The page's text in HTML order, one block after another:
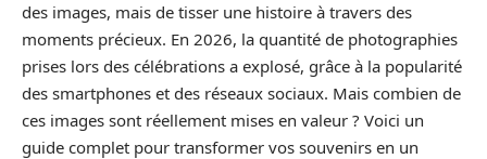
des images, mais de tisser une histoire à travers des
moments précieux. En 2026, la quantité de photographies
prises lors des célébrations a explosé, grâce à la popularité
des smartphones et des réseaux sociaux. Mais combien de
ces images sont réellement mises en valeur ? Voici un
guide complet pour transformer vos souvenirs en un